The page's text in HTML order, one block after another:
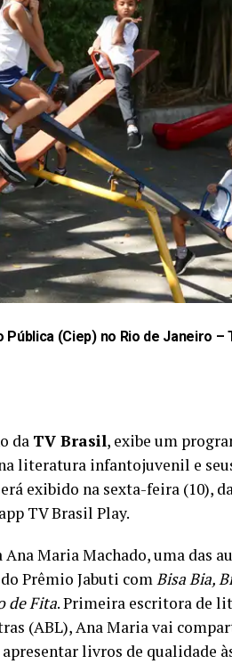
Pública (Ciep) no Rio de Janeiro –
da TV Brasil, exibe um
literatura infantojuvenil e
exibido na sexta-feira (10),
TV Brasil Play.
Maria Machado, uma das
Prêmio Jabuti comBisa Bia,
de Fita. Primeira escritora de
(ABL), Ana Maria vai
livros de qualidade